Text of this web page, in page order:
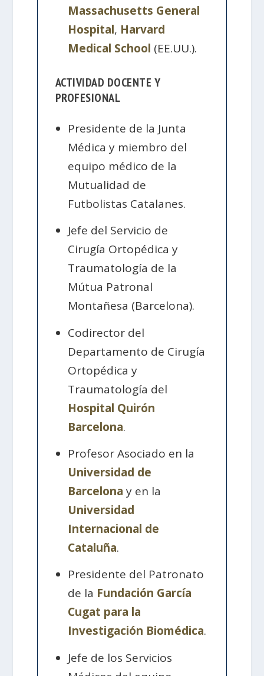
Massachusetts General
Hospital, Harvard
Medical School (EE.UU.).
ACTIVIDAD DOCENTE Y
PROFESIONAL
Presidente de la Junta
Médica y miembro del
equipo médico de la
Mutualidad de
Futbolistas Catalanes.
Jefe del Servicio de
Cirugía Ortopédica y
Traumatología de la
Mútua Patronal
Montañesa (Barcelona).
Codirector del
Departamento de Cirugía
Ortopédica y
Traumatología del
Hospital Quirón
Barcelona.
Profesor Asociado en la
Universidad de
Barcelona y en la
Universidad
Internacional de
Cataluña.
Presidente del Patronato
de la Fundación García
Cugat para la
Investigación Biomédica.
Jefe de los Servicios